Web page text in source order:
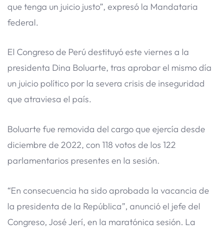
que tenga un juicio justo”, expresó la Mandataria
federal.
El Congreso de Perú destituyó este viernes a la
presidenta Dina Boluarte, tras aprobar el mismo día
un juicio político por la severa crisis de inseguridad
que atraviesa el país.
Boluarte fue removida del cargo que ejercía desde
diciembre de 2022, con 118 votos de los 122
parlamentarios presentes en la sesión.
“En consecuencia ha sido aprobada la vacancia de
la presidenta de la República”, anunció el jefe del
Congreso, José Jerí, en la maratónica sesión. La